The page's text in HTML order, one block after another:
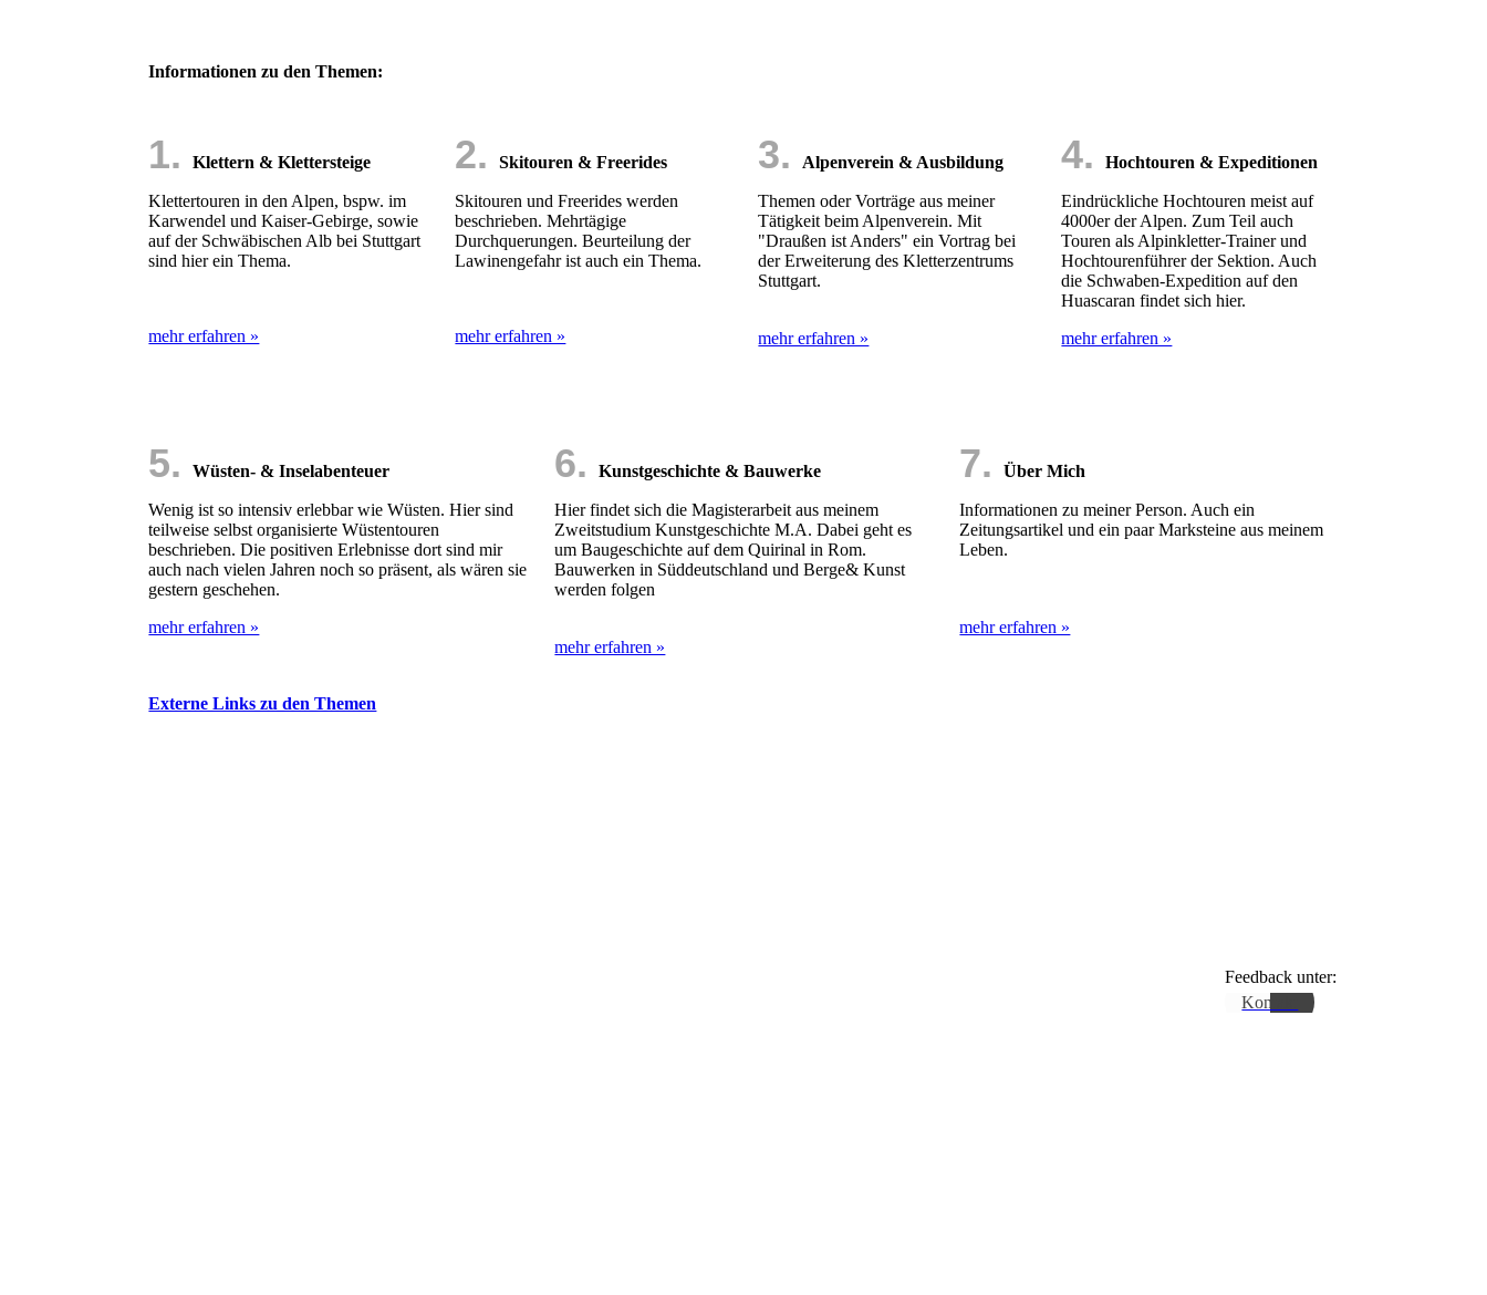
Informationen zu den Themen:
1.Klettern & Klettersteige
Klettertouren in den Alpen, bspw. im
Karwendel und Kaiser-Gebirge, sowie
auf der Schwäbischen Alb bei Stuttgart
sind hier ein Thema.
mehr erfahren »
2.Skitouren & Freerides
Skitouren und Freerides werden
beschrieben. Mehrtägige
Durchquerungen. Beurteilung der
Lawinengefahr ist auch ein Thema.
mehr erfahren »
3.Alpenverein & Ausbildung
Themen oder Vorträge aus meiner
Tätigkeit beim Alpenverein. Mit
"Draußen ist Anders" ein Vortrag bei
der Erweiterung des Kletterzentrums
Stuttgart.
mehr erfahren »
4.Hochtouren & Expeditionen
Eindrückliche Hochtouren meist auf
4000er der Alpen. Zum Teil auch
Touren als Alpinkletter-Trainer und
Hochtourenführer der Sektion. Auch
die Schwaben-Expedition auf den
Huascaran findet sich hier.
mehr erfahren »
5.Wüsten- & Inselabenteuer
Wenig ist so intensiv erlebbar wie Wüsten. Hier sind
teilweise selbst organisierte Wüstentouren
beschrieben. Die positiven Erlebnisse dort sind mir
auch nach vielen Jahren noch so präsent, als wären sie
gestern geschehen.
mehr erfahren »
6.Kunstgeschichte & Bauwerke
Hier findet sich die Magisterarbeit aus meinem
Zweitstudium Kunstgeschichte M.A. Dabei geht es
um Baugeschichte auf dem Quirinal in Rom.
Bauwerken in Süddeutschland und Berge& Kunst
werden folgen
mehr erfahren »
7.Über Mich
Informationen zu meiner Person. Auch ein
Zeitungsartikel und ein paar Marksteine aus meinem
Leben.
mehr erfahren »
Externe Links zu den Themen
Feedback unter:
Kontakt